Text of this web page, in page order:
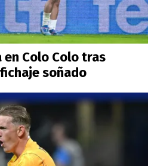
Colo Colo tras
soñado